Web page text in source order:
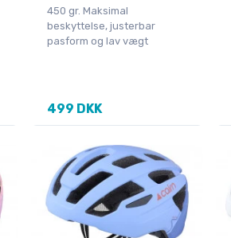
450 gr. Maksimal
beskyttelse, justerbar
pasform og lav vægt
499 DKK